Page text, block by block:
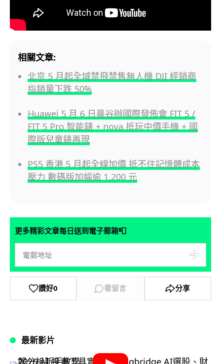
相關文章:
北京 5 月起全域禁飛禁售無人機 DJI 經銷商
指銷量下跌 50%
Huawei 5 月 6 日曼谷辦國際發佈會 FIT 5 /
FIT 5 Pro 智能錶 + nova 抵玩中價手機 + 國
際版兒童錶再現
PS5 香港 5 月起全線加價 抵不住記憶體成本
壓力 數碼版加幅逾 1,200 元
更多精彩文章每日送到電子郵箱📮
讚好0 看留言 分享
最新影片